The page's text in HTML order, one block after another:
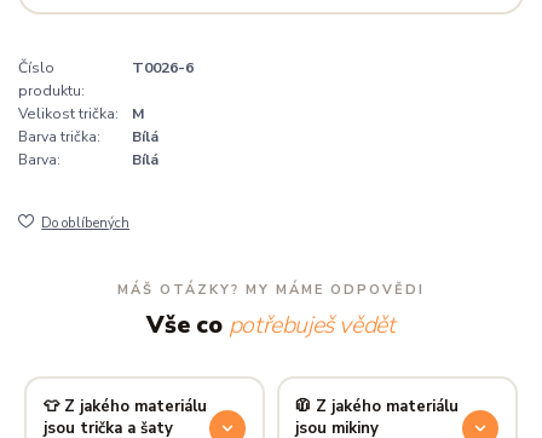
Číslo
produktu:
T0026-6
Velikost trička:
M
Barva trička:
Bílá
Barva:
Bílá
Do oblíbených
MÁŠ OTÁZKY? MY MÁME ODPOVĚDI
Vše co potřebuješ vědět
👕 Z jakého materiálu
jsou trička a šaty
🧥 Z jakého materiálu
jsou mikiny